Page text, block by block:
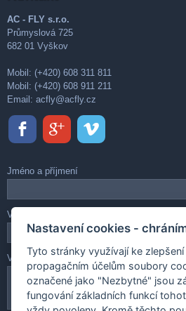
AC - FLY s.r.o.
Průmyslová 725
682 01 Vyškov
Mobil: (+420) 608 311 811
Mobil: (+420) 608 911 211
Email: acfly@acfly.cz
Jméno a příjmení
Váš e-mail
Vaše zpráva
Nastavení cookies -
Tyto stránky využívají ke
propagačním účelům soubory
označené jako "Nezbytné" jsou
fungování základních funkcí